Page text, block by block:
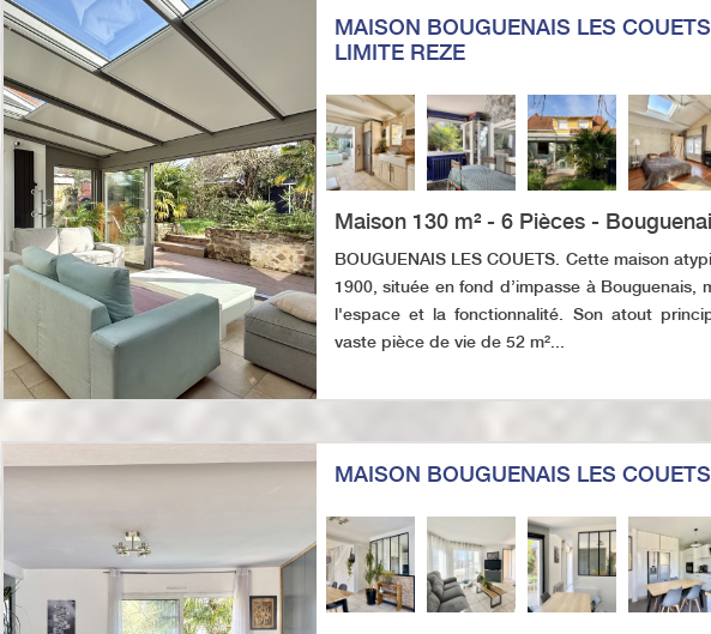
MAISON BOUGUENAIS LES
LIMITE REZE
Maison 130 m² - 6 Pièces -
BOUGUENAIS LES COUETS. Cette maison
1900, située en fond d’impasse à Bouguenais,
l'espace et la fonctionnalité. Son atout
vaste pièce de vie de 52 m²...
MAISON BOUGUENAIS LES COUETS